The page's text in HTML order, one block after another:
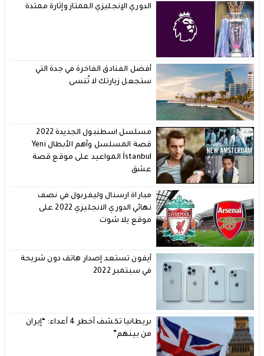
الدوري الإنجليزي الممتاز وإثارة ممتدة
أفضل الفنادق الفاخرة في جدة التي
ستجعل زيارتك لا تُنسى
مسلسل اسطنبول الجديدة 2022
قصة المسلسل وأهم الأبطال Yeni
İstanbul المواعيد على موقع قصة
عشق
مباراة ارسنال وليفربول في نصف
نهائي الدوري الانجليزي 2022 على
موقع يلا شوت
آيفون تستعد إصدار هاتف دون شريحة
في سبتمبر 2022
بريطانيا تكشف أخطر 4 أعداء: “إيران
من بينهم”